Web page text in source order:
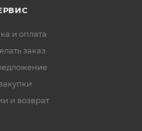
и оплата
заказ
и возврат